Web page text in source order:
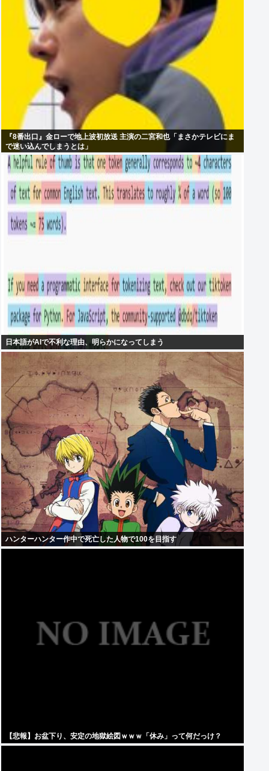
『8番出口』金ローで地上波初放送 主演の二宮和也「まさかテレビにま
で迷い込んでしまうとは」
日本語がAIで不利な理由、明らかになってしまう
ハンターハンター作中で死亡した人物で100を目指す
【悲報】お盆下り、安定の地獄絵図ｗｗｗ「休み」って何だっけ？